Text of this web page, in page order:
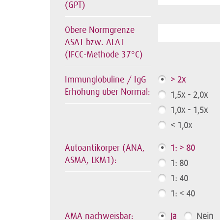
(GPT)
Obere Normgrenze
ASAT bzw. ALAT
(IFCC-Methode 37°C)
Immunglobuline / IgG
Erhöhung über Normal:
> 2x
1,5x - 2,0x
1,0x - 1,5x
< 1,0x
Autoantikörper (ANA,
ASMA, LKM1):
1: > 80
1: 80
1: 40
1: < 40
AMA nachweisbar: Ja Nein